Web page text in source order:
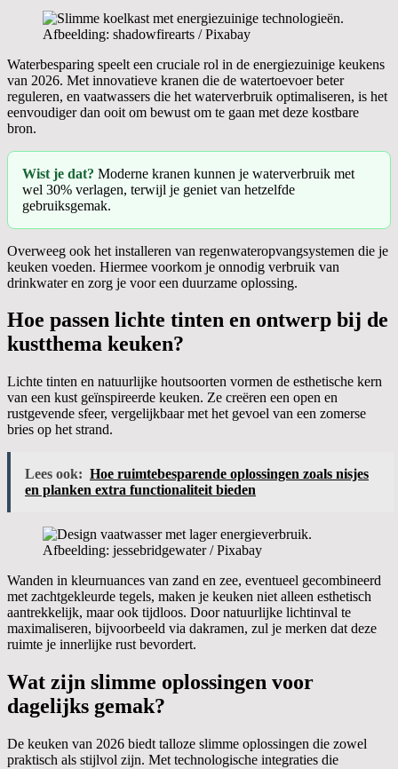
Afbeelding: shadowfirearts / Pixabay
Waterbesparing speelt een cruciale rol in de energiezuinige keukens
van 2026. Met innovatieve kranen die de watertoevoer beter
reguleren, en vaatwassers die het waterverbruik optimaliseren, is het
eenvoudiger dan ooit om bewust om te gaan met deze kostbare
bron.
Wist je dat? Moderne kranen kunnen je waterverbruik met
wel 30% verlagen, terwijl je geniet van hetzelfde
gebruiksgemak.
Overweeg ook het installeren van regenwateropvangsystemen die je
keuken voeden. Hiermee voorkom je onnodig verbruik van
drinkwater en zorg je voor een duurzame oplossing.
Hoe passen lichte tinten en ontwerp bij de
kustthema keuken?
Lichte tinten en natuurlijke houtsoorten vormen de esthetische kern
van een kust geïnspireerde keuken. Ze creëren een open en
rustgevende sfeer, vergelijkbaar met het gevoel van een zomerse
bries op het strand.
Lees ook: Hoe ruimtebesparende oplossingen zoals nisjes
en planken extra functionaliteit bieden
Afbeelding: jessebridgewater / Pixabay
Wanden in kleurnuances van zand en zee, eventueel gecombineerd
met zachtgekleurde tegels, maken je keuken niet alleen esthetisch
aantrekkelijk, maar ook tijdloos. Door natuurlijke lichtinval te
maximaliseren, bijvoorbeeld via dakramen, zul je merken dat deze
ruimte je innerlijke rust bevordert.
Wat zijn slimme oplossingen voor
dagelijks gemak?
De keuken van 2026 biedt talloze slimme oplossingen die zowel
praktisch als stijlvol zijn. Met technologische integraties die